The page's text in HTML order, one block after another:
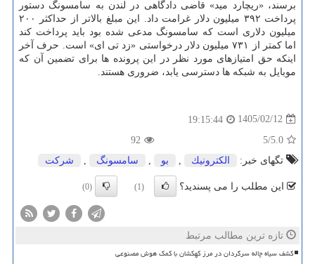
برسند، «ریچارد مید» قاضی دادگاهی در لندن به سامسونگ دستور
پرداخت ۳۹۲ میلیون دلار غرامت داد. این مبلغ بالاتر از حداکثر ۲۰۰
میلیون دلاری است که سامسونگ مدعی شده بود باید پرداخت کند
اما کمتر از ۷۳۱ میلیون دلار درخواستی «زد تی ای» است. حرف آخر
اینکه حق امتیازهای مورد نظر در این پرونده ها برای تضمین آن که
موبایل به شبکه ها دسترسی یابد، ضروری هستند.
1405/02/12
19:15:44
5.0
/5
92
تگهای خبر:
الكترونیك , بو , سامسونگ , شركت
این مطلب را می پسندید؟ (1)
(0)
تازه ترین مطالب مرتبط
کشف سیاه چاله سرگردان در مرز کهکشان با کمک هوش مصنوعی